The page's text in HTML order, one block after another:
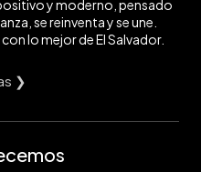
y moderno, pensado
se reinventa y se une.
lo mejor de El Salvador.
❯